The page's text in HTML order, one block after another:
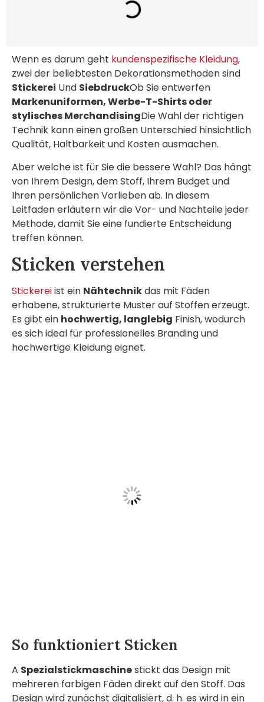
Wenn es darum geht kundenspezifische Kleidung,
zwei der beliebtesten Dekorationsmethoden sind
Stickerei Und SiebdruckOb Sie entwerfen
Markenuniformen, Werbe-T-Shirts oder
stylisches MerchandisingDie Wahl der richtigen
Technik kann einen großen Unterschied hinsichtlich
Qualität, Haltbarkeit und Kosten ausmachen.
Aber welche ist für Sie die bessere Wahl? Das hängt
von Ihrem Design, dem Stoff, Ihrem Budget und
Ihren persönlichen Vorlieben ab. In diesem
Leitfaden erläutern wir die Vor- und Nachteile jeder
Methode, damit Sie eine fundierte Entscheidung
treffen können.
Sticken verstehen
Stickereiist ein Nähtechnikdas mit Fäden
erhabene, strukturierte Muster auf Stoffen erzeugt.
Es gibt ein hochwertig, langlebig Finish, wodurch
es sich ideal für professionelles Branding und
hochwertige Kleidung eignet.
So funktioniert Sticken
A Spezialstickmaschinestickt das Design mit
mehreren farbigen Fäden direkt auf den Stoff. Das
Design wird zunächst digitalisiert, d. h. es wird in ein